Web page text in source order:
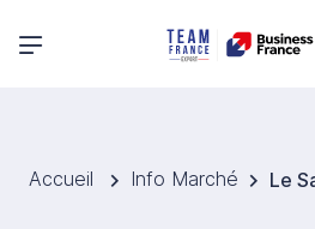
Menu principal
Accueil Info Marché